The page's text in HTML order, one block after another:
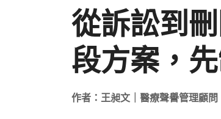
從訴訟到
段方案，
作者：王昶文｜醫療聲譽管理顧問